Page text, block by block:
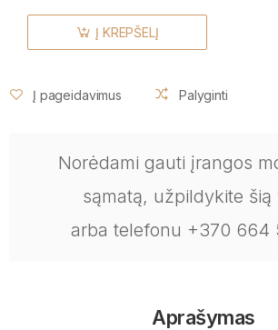
Į KREPŠELĮ
Į pageidavimus Palyginti
Norėdami gauti įrangos
sąmatą, užpildykite šią
arba telefonu +370 664
Aprašymas